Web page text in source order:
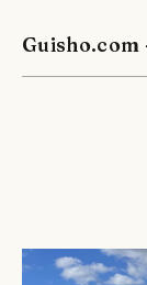
Guisho.com